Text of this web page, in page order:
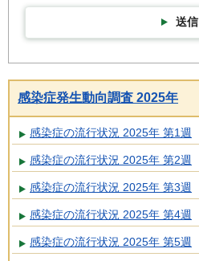
送信
感染症発生動向調査 2025年
感染症の流行状況 2025年 第1週
感染症の流行状況 2025年 第2週
感染症の流行状況 2025年 第3週
感染症の流行状況 2025年 第4週
感染症の流行状況 2025年 第5週